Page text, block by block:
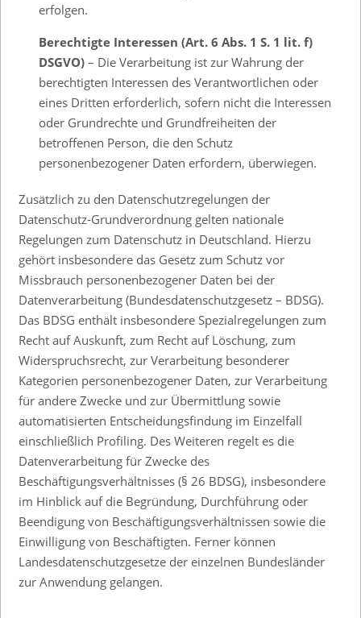
erfolgen.
Berechtigte Interessen (Art. 6 Abs. 1 S. 1 lit. f)
DSGVO) – Die Verarbeitung ist zur Wahrung der
berechtigten Interessen des Verantwortlichen oder
eines Dritten erforderlich, sofern nicht die Interessen
oder Grundrechte und Grundfreiheiten der
betroffenen Person, die den Schutz
personenbezogener Daten erfordern, überwiegen.
Zusätzlich zu den Datenschutzregelungen der
Datenschutz-Grundverordnung gelten nationale
Regelungen zum Datenschutz in Deutschland. Hierzu
gehört insbesondere das Gesetz zum Schutz vor
Missbrauch personenbezogener Daten bei der
Datenverarbeitung (Bundesdatenschutzgesetz – BDSG).
Das BDSG enthält insbesondere Spezialregelungen zum
Recht auf Auskunft, zum Recht auf Löschung, zum
Widerspruchsrecht, zur Verarbeitung besonderer
Kategorien personenbezogener Daten, zur Verarbeitung
für andere Zwecke und zur Übermittlung sowie
automatisierten Entscheidungsfindung im Einzelfall
einschließlich Profiling. Des Weiteren regelt es die
Datenverarbeitung für Zwecke des
Beschäftigungsverhältnisses (§ 26 BDSG), insbesondere
im Hinblick auf die Begründung, Durchführung oder
Beendigung von Beschäftigungsverhältnissen sowie die
Einwilligung von Beschäftigten. Ferner können
Landesdatenschutzgesetze der einzelnen Bundesländer
zur Anwendung gelangen.